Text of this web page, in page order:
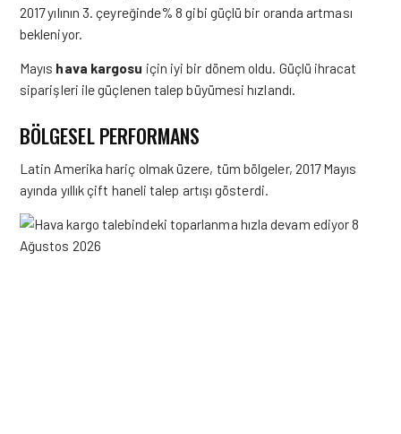
2017 yılının 3. çeyreğinde% 8 gibi güçlü bir oranda artması
bekleniyor.
Mayıs hava kargosu için iyi bir dönem oldu. Güçlü ihracat
siparişleri ile güçlenen talep büyümesi hızlandı.
BÖLGESEL PERFORMANS
Latin Amerika hariç olmak üzere, tüm bölgeler, 2017 Mayıs
ayında yıllık çift haneli talep artışı gösterdi.